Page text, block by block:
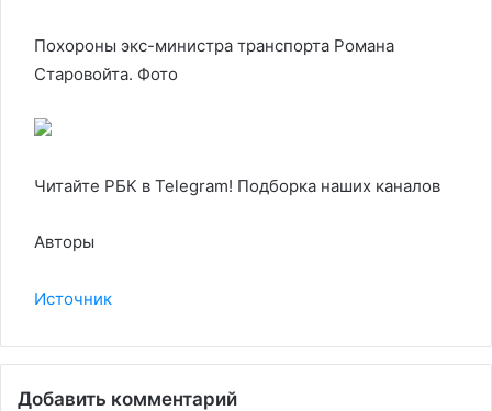
Похороны экс-министра транспорта Романа
Старовойта. Фото
Читайте РБК в Telegram! Подборка наших каналов
Авторы
Источник
Добавить комментарий